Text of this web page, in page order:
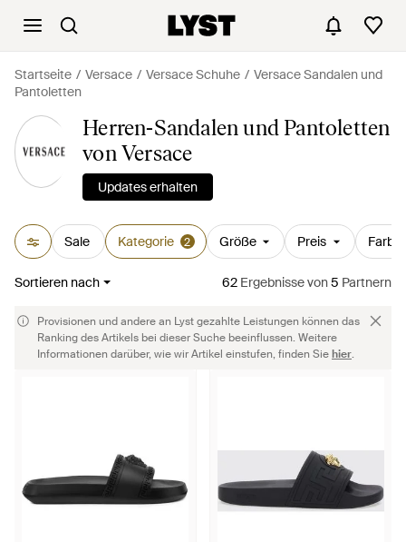
Startseite Versace Versace Schuhe
Versace Sandalen und
Pantoletten
Herren-Sandalen und Pantoletten
von Versace
Updates erhalten
Sale Kategorie 2 Größe Preis Farbe
Sortieren nach 62 Ergebnissevon5 Partnern
Provisionen und andere an Lyst gezahlte Leistungen können das
Ranking des Artikels bei dieser Suche beeinflussen. Weitere
Informationen darüber, wie wir Artikel einstufen, finden Siehier.